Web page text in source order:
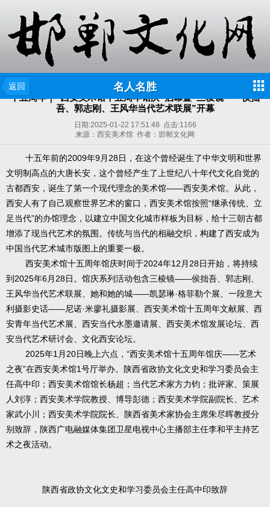
返回 名人名胜
十五周年｜“西安美术馆十五周年馆庆”启幕暨“三棱镜——侯拙
吾、郭志刚、王风华当代艺术联展”开幕
日期:2025-01-22 17:51:48 点击:1166
来源：西安美术馆 作者：邯郸文化网
十五年前的2009年9月28日，在这个曾经诞生了中华文明和世界
文明制高点的大唐长安，这个曾经产生了上世纪八十年代文化自觉的
古都西安，诞生了第一个现代理念的美术馆——西安美术馆。从此，
西安人有了自己观察世界艺术的窗口，西安美术馆按照“继承传统、立
足当代”的办馆理念，以建立中国文化城市样板为目标，给十三朝古都
增添了现当代艺术的氛围。传统与当代的相融交织，构建了西安成为
中国当代艺术城市版图上的重要一极。
西安美术馆十五周年馆庆时间于2024年12月28日开始，将持续
到2025年6月28日。馆庆系列活动包含三棱镜——侯拙吾、郭志刚、
王风华当代艺术联展、她和她的城——凯瑟琳·格菲勒个展、一段意大
利摄影史话——尼诺·米廖礼摄影展、西安美术馆十五周年文献展、西
安青年当代艺术展、西安当代水墨邀请展、西安美术馆发展论坛、西
安当代艺术研讨会、文化西安论坛。
2025年1月20日晚上六点，“西安美术馆十五周年馆庆——艺术
之夜”在西安美术馆1号厅举办。陕西省政协文化文史和学习委员会主
任高中印；西安美术馆馆长杨超；当代艺术家方力钧；批评家、策展
人刘淳；西安美术学院教授、博导彭德；西安美术学院副院长、艺术
家武小川；西安美术学院院长、陕西省美术家协会主席朱尽晖教授分
别致辞，陕西广电融媒体集团卫星电视中心主播部主任李和平主持艺
术之夜活动。
陕西省政协文化文史和学习委员会主任高中印致辞